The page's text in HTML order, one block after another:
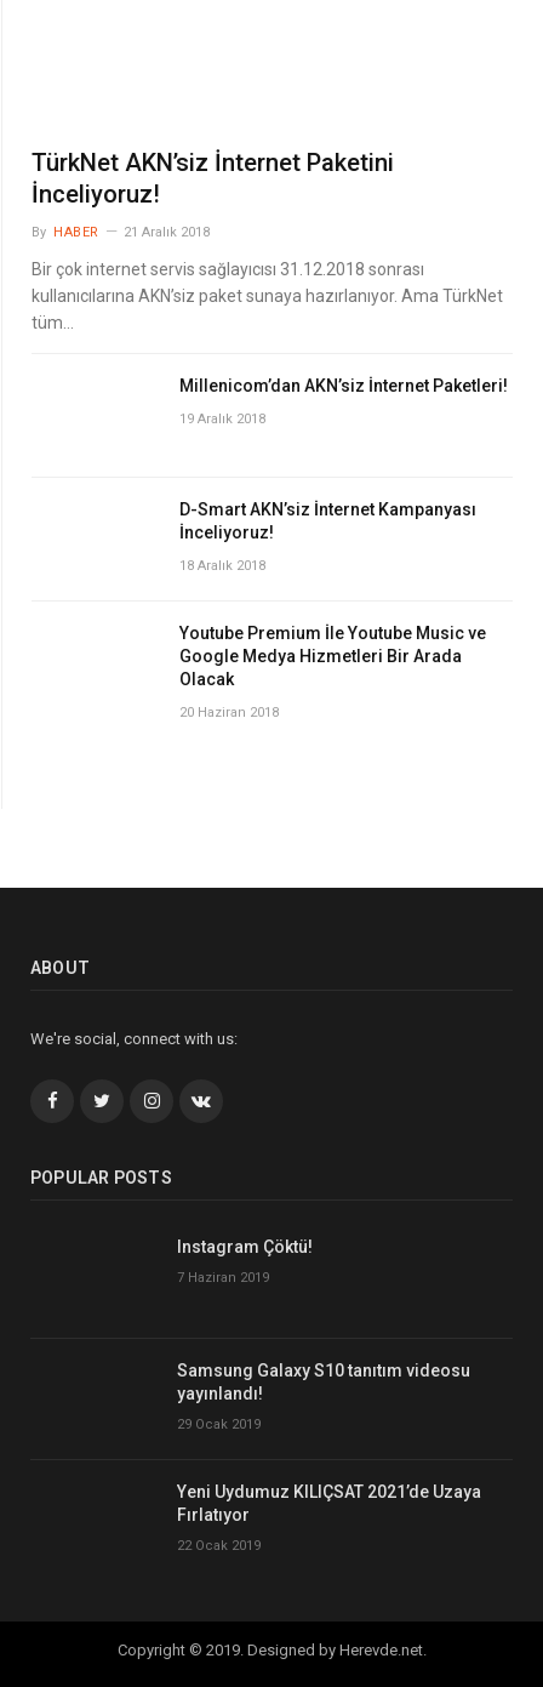
TürkNet AKN’siz İnternet Paketini
İnceliyoruz!
By HABER 21 Aralık 2018
Bir çok internet servis sağlayıcısı 31.12.2018 sonrası
kullanıcılarına AKN’siz paket sunaya hazırlanıyor. Ama TürkNet
tüm…
Millenicom’dan AKN’siz İnternet Paketleri!
19 Aralık 2018
D-Smart AKN’siz İnternet Kampanyası
İnceliyoruz!
18 Aralık 2018
Youtube Premium İle Youtube Music ve
Google Medya Hizmetleri Bir Arada
Olacak
20 Haziran 2018
ABOUT
We're social, connect with us:
FacebookTwitterİnstagram+
VK
POPULAR POSTS
Instagram Çöktü!
7 Haziran 2019
Samsung Galaxy S10 tanıtım videosu
yayınlandı!
29 Ocak 2019
Yeni Uydumuz KILIÇSAT 2021’de Uzaya
Fırlatıyor
22 Ocak 2019
Copyright © 2019. Designed by Herevde.net.